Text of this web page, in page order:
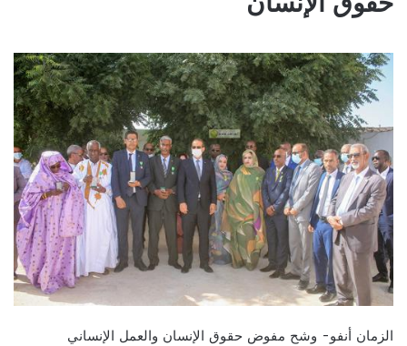
الزمان أنفو- وشح مفوض حقوق الإنسان والعمل الإنساني